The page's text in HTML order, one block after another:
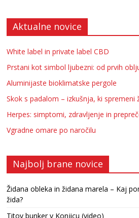
Aktualne novice
White label in private label CBD
Prstani kot simbol ljubezni: od prvih
Aluminijaste bioklimatske pergole
Skok s padalom – izkušnja, ki spremeni
Herpes: simptomi, zdravljenje in
Vgradne omare po naročilu
Najbolj brane novice
Židana obleka in židana marela – Kaj
žida?
Titov bunker v Konjicu (video)